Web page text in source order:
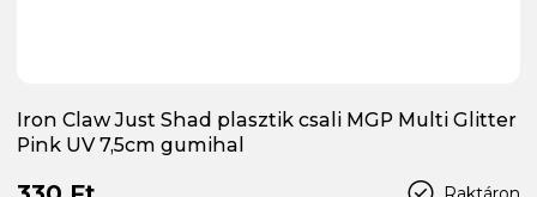
Iron Claw Just Shad plasztik csali MGP Multi Glitter
Pink UV 7,5cm gumihal
Raktáron